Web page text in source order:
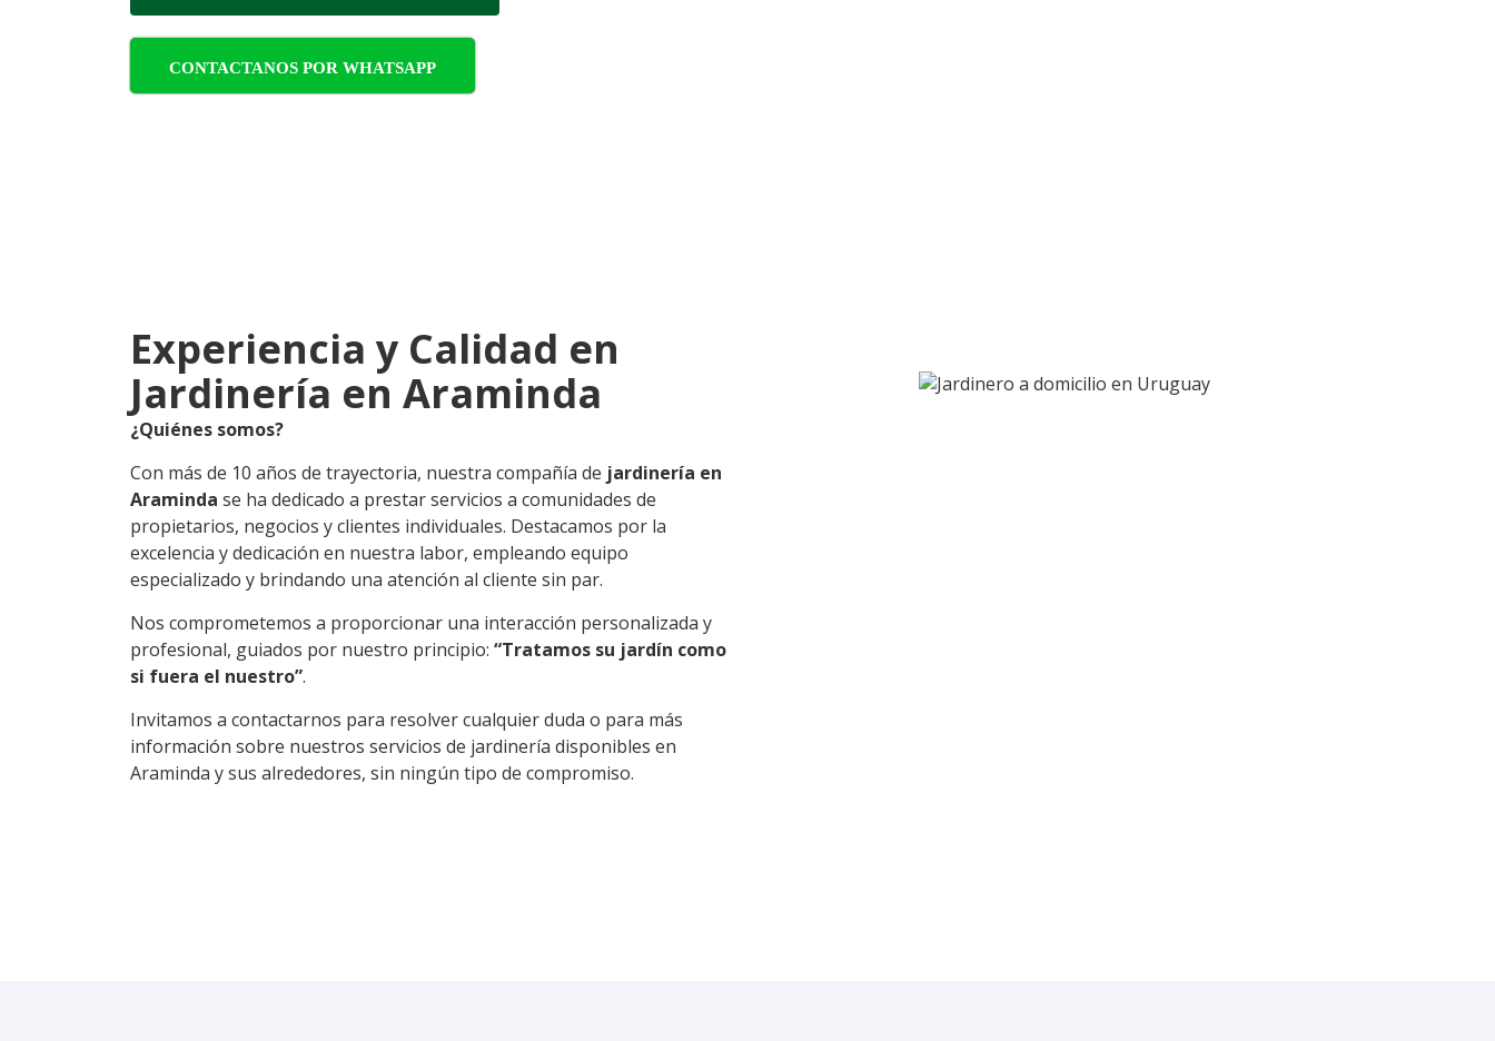
CONTACTANOS POR WHATSAPP
Experiencia y Calidad en
Jardinería en Araminda
¿Quiénes somos?
Con más de 10 años de trayectoria, nuestra compañía de jardinería en
Araminda se ha dedicado a prestar servicios a comunidades de
propietarios, negocios y clientes individuales. Destacamos por la
excelencia y dedicación en nuestra labor, empleando equipo
especializado y brindando una atención al cliente sin par.
Nos comprometemos a proporcionar una interacción personalizada y
profesional, guiados por nuestro principio: “Tratamos su jardín como
si fuera el nuestro”.
Invitamos a contactarnos para resolver cualquier duda o para más
información sobre nuestros servicios de jardinería disponibles en
Araminda y sus alrededores, sin ningún tipo de compromiso.